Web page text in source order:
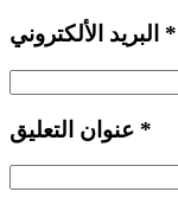
*
*